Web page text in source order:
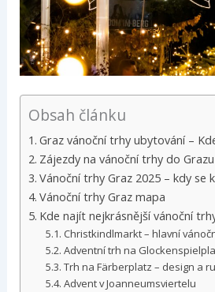
Obsah článku
Graz vánoční trhy ubytování –
Zájezdy na vánoční trhy do Grazu
Vánoční trhy Graz 2025 – kdy se
Vánoční trhy Graz mapa
Kde najít nejkrásnější vánoční
Christkindlmarkt – hlavní
Adventní trh na
Trh na Färberplatz – design a
Advent v Joanneumsviertelu